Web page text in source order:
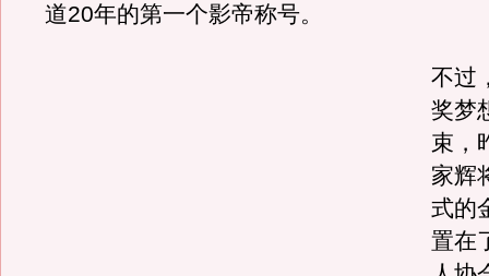
道20年的第一个影帝称号。
不过
奖梦
束，
家辉
式的
置在